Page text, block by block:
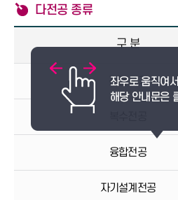
다전공 종류
구 분
관련 근거
융합전공
자기설계전공